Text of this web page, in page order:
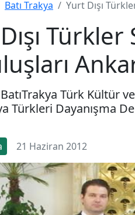
Batı Trakya Yurt Dışı
Türk Kültür
Türkleri Dayanışma
21 Haziran 2012